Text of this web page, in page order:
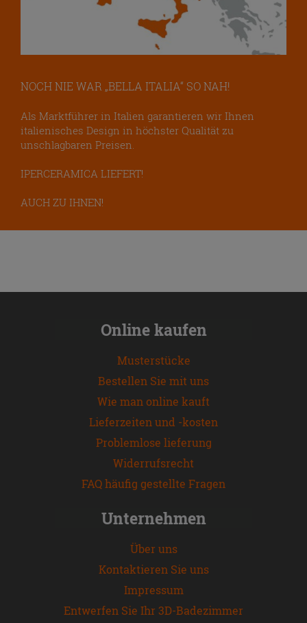
NOCH NIE WAR „BELLA ITALIA“ SO NAH!
Als Marktführer in Italien garantieren wir Ihnen
italienisches Design in höchster Qualität zu
unschlagbaren Preisen.
IPERCERAMICA LIEFERT!
AUCH ZU IHNEN!
Online kaufen
Musterstücke
Bestellen Sie mit uns
Wie man online kauft
Lieferzeiten und -kosten
Problemlose lieferung
Widerrufsrecht
FAQ häufig gestellte Fragen
Unternehmen
Über uns
Kontaktieren Sie uns
Impressum
Entwerfen Sie Ihr 3D-Badezimmer